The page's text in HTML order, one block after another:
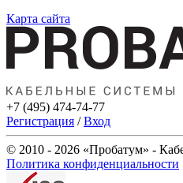
Карта сайта
+7 (495) 474-74-77
Регистрация /Вход
© 2010 - 2026 «Пробатум» -
Политика конфиденциальности